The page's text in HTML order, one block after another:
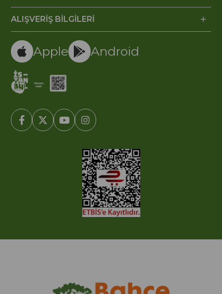
ALIŞVERİŞ BİLGİLERİ
Apple Android